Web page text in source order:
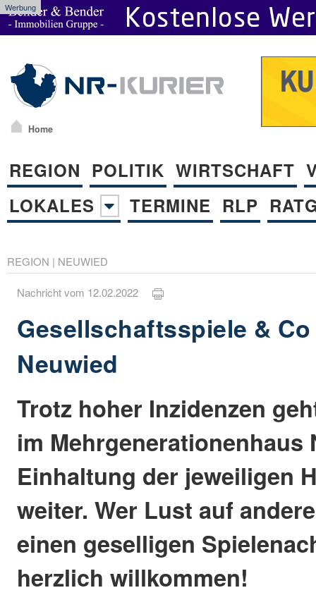
Werbung
Home
REGION POLITIK WIRTSCHAFT
LOKALES
TERMINE RLP
REGION | NEUWIED
Nachricht vom 12.02.2022
Gesellschaftsspiele & Co
Neuwied
Trotz hoher Inzidenzen
im Mehrgenerationenhaus
Einhaltung der jeweiligen
weiter. Wer Lust auf
einen geselligen
herzlich willkommen!